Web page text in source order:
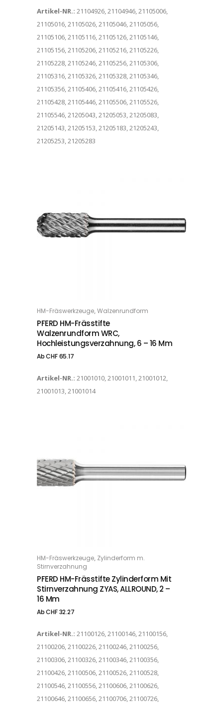
Artikel-NR.: 21104926, 21104946, 21105006,
21105016, 21105026, 21105046, 21105056,
21105106, 21105116, 21105126, 21105146,
21105156, 21105206, 21105216, 21105226,
21105228, 21105246, 21105256, 21105306,
21105316, 21105326, 21105328, 21105346,
21105356, 21105406, 21105416, 21105426,
21105428, 21105446, 21105506, 21105526,
21105546, 21205043, 21205053, 21205083,
21205143, 21205153, 21205183, 21205243,
21205253, 21205283
OPTIONS
HM-Fräswerkzeuge,Walzenrundform
PFERD HM-Frässtifte
Walzenrundform WRC,
Hochleistungsverzahnung, 6 – 16 Mm
AbCHF65.17
Artikel-NR.: 21001010, 21001011, 21001012,
21001013, 21001014
OPTIONS
HM-Fräswerkzeuge, Zylinderform m.
Stirnverzahnung
PFERD HM-Frässtifte Zylinderform Mit
Stirnverzahnung ZYAS, ALLROUND, 2 –
16 Mm
AbCHF32.27
Artikel-NR.: 21100126, 21100146, 21100156,
21100206, 21100226, 21100246, 21100256,
21100306, 21100326, 21100346, 21100356,
21100426, 21100506, 21100526, 21100528,
21100546, 21100556, 21100606, 21100626,
21100646, 21100656, 21100706, 21100726,